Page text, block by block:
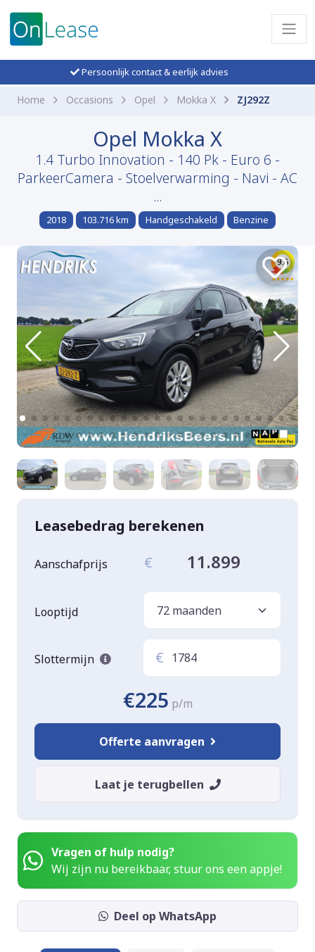
Persoonlijk contact & eerlijk advies
Home Occasions Opel Mokka X ZJ292Z
Opel Mokka X
1.4 Turbo Innovation - 140 Pk - Euro 6 -
ParkeerCamera - Stoelverwarming - Navi - AC
...
2018 103.716 km Handgeschakeld Benzine
Leasebedrag berekenen
Aanschafprijs € 11.899
Looptijd
Slottermijn €
€225 p/m
Offerte aanvragen
Laat je terugbellen
Vragen of hulp nodig?
Wij zijn nu bereikbaar, stuur ons een appje!
Deel op WhatsApp